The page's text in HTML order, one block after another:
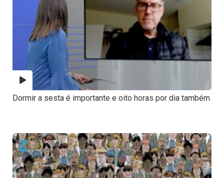
Dormir a sesta é importante e oito horas por dia também